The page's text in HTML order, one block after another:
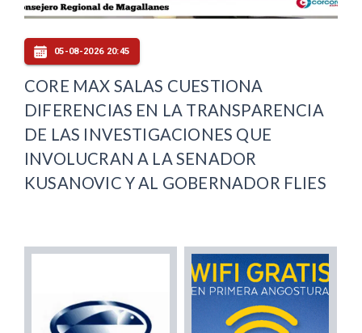
05-08-2026 20:45
CORE MAX SALAS CUESTIONA
DIFERENCIAS EN LA TRANSPARENCIA
DE LAS INVESTIGACIONES QUE
INVOLUCRAN A LA SENADOR
KUSANOVIC Y AL GOBERNADOR FLIES